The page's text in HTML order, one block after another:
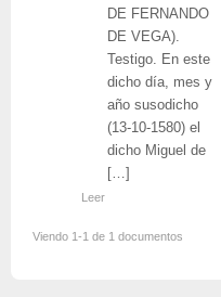
DE FERNANDO
DE VEGA).
Testigo. En este
dicho día, mes y
año susodicho
(13-10-1580) el
dicho Miguel de
[…]
Leer
Viendo 1-1 de 1 documentos